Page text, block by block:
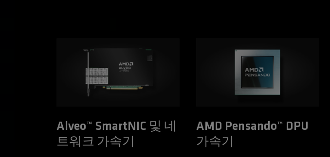
Alveo™ SmartNIC 및 네
트워크 가속기
AMD Pensando™ DPU
가속기